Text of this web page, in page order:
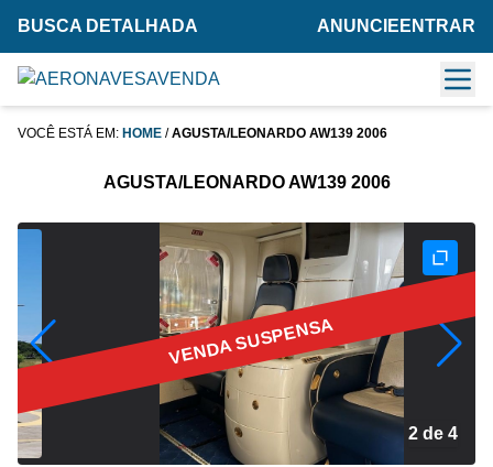
BUSCA DETALHADA ANUNCIE ENTRAR
VOCÊ ESTÁ EM: HOME /AGUSTA/LEONARDO AW139 2006
AGUSTA/LEONARDO AW139 2006
VENDA SUSPENSA
2 de 4